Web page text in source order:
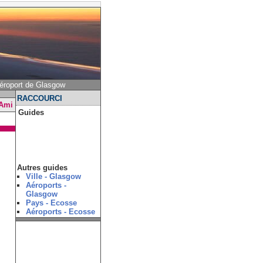
de Glasgow
RACCOURCI
Guides
Autres guides
Ville - Glasgow
Aéroports -
Glasgow
Pays - Ecosse
Aéroports - Ecosse